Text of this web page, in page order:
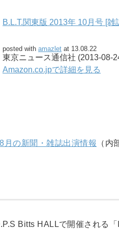
B.L.T.関東版 2013年 10月号 [雑
posted with amazlet at 13.08.22
東京ニュース通信社 (2013-08-
Amazon.co.jpで詳細を見る
月の新聞・雑誌出演情報 （内
Bitts HALLで開催される